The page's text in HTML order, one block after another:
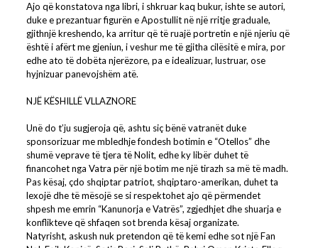
Ajo që konstatova nga libri, i shkruar kaq bukur, ishte se autori,
duke e prezantuar figurën e Apostullit në një rritje graduale,
gjithnjë kreshendo, ka arritur që të ruajë portretin e një njeriu që
është i afërt me gjeniun, i veshur me të gjitha cilësitë e mira, por
edhe ato të dobëta njerëzore, pa e idealizuar, lustruar, ose
hyjnizuar panevojshëm atë.
NJË KËSHILLË VLLAZNORE
Unë do t’ju sugjeroja që, ashtu siç bënë vatranët duke
sponsorizuar me mbledhje fondesh botimin e “Otellos” dhe
shumë veprave të tjera të Nolit, edhe ky libër duhet të
financohet nga Vatra për një botim me një tirazh sa më të madh.
Pas kësaj, çdo shqiptar patriot, shqiptaro-amerikan, duhet ta
lexojë dhe të mësojë se si respektohet ajo që përmendet
shpesh me emrin “Kanunorja e Vatrës”, zgjedhjet dhe shuarja e
konflikteve që shfaqen sot brenda kësaj organizate.
Natyrisht, askush nuk pretendon që të kemi edhe sot një Fan